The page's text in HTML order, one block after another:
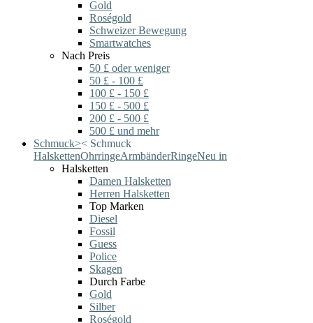
Gold
Roségold
Schweizer Bewegung
Smartwatches
Nach Preis
50 £ oder weniger
50 £ - 100 £
100 £ - 150 £
150 £ - 500 £
200 £ - 500 £
500 £ und mehr
Schmuck>< Schmuck
HalskettenOhrringeArmbänderRingeNeu in
Halsketten
Damen Halsketten
Herren Halsketten
Top Marken
Diesel
Fossil
Guess
Police
Skagen
Durch Farbe
Gold
Silber
Roségold